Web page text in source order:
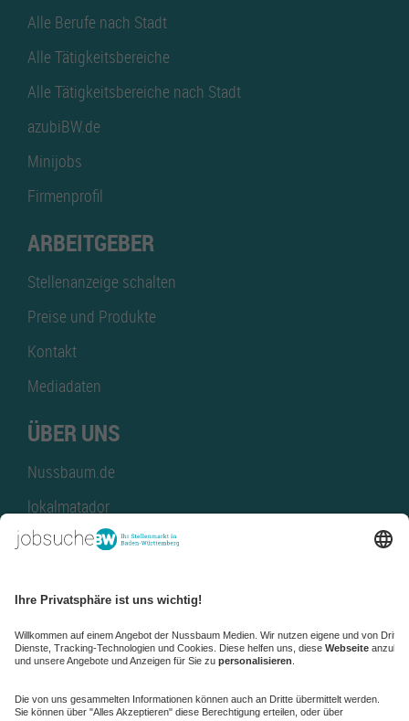
Alle Berufe nach Stadt
Alle Tätigkeitsbereiche
Alle Tätigkeitsbereiche nach Stadt
azubiBW.de
Minijobs
Firmenprofil
ARBEITGEBER
Stellenanzeige schalten
Preise und Produkte
Kontakt
Mediadaten
ÜBER UNS
Nussbaum.de
lokalmatador
kaufinBW
NussbaumID
Nussbaum Medien